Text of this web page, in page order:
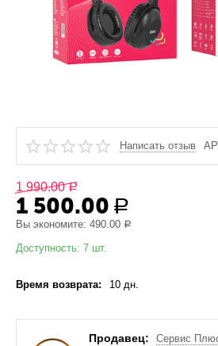
Написать отзыв
1 990.00 Р
1 500.00 Р
Вы экономите:490.00 Р
Доступность: 7 шт.
Время возврата: 10 дн.
Продавец:
Сервис